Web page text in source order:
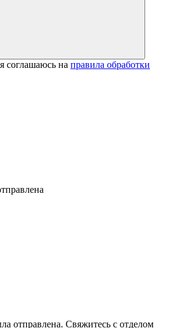
соглашаюсь на правила обработки
отправлена. Свяжитесь с отделом